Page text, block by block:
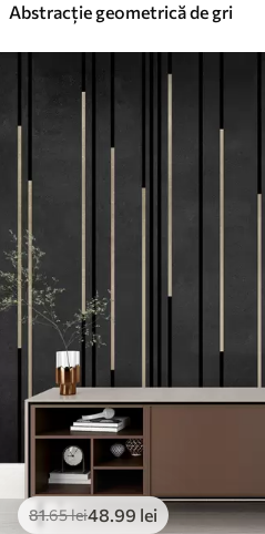
Abstracție geometrică de gri
81.65lei48.99 lei